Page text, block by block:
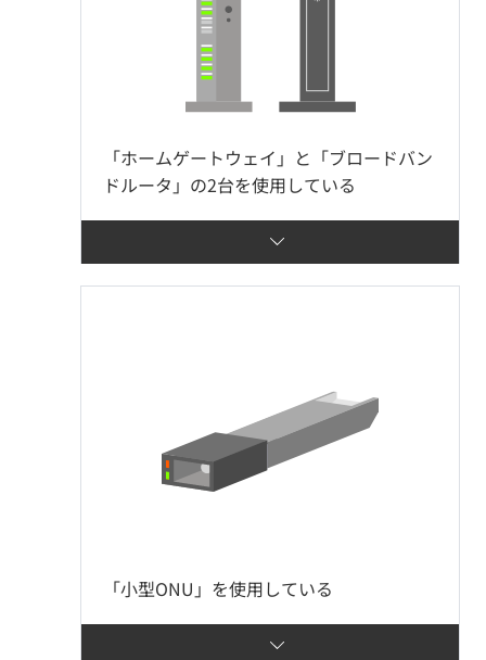
「ホームゲートウェイ」と「ブロードバン
ドルータ」の2台を使用している
「小型ONU」を使用している